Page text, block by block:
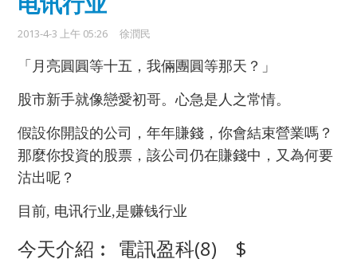
2013-4-3 上午 05:26 徐潤民
「月亮圓圓等十五，我倆團圓等那天？」
股市新手就像戀愛初哥。心急是人之常情。
假設你開設的公司，年年賺錢，你會結束營業嗎？
那麼你投資的股票，該公司仍在賺錢中，又為何要
沽出呢？
目前, 电讯行业,是赚钱行业
今天介紹︰ 電訊盈科(8) $